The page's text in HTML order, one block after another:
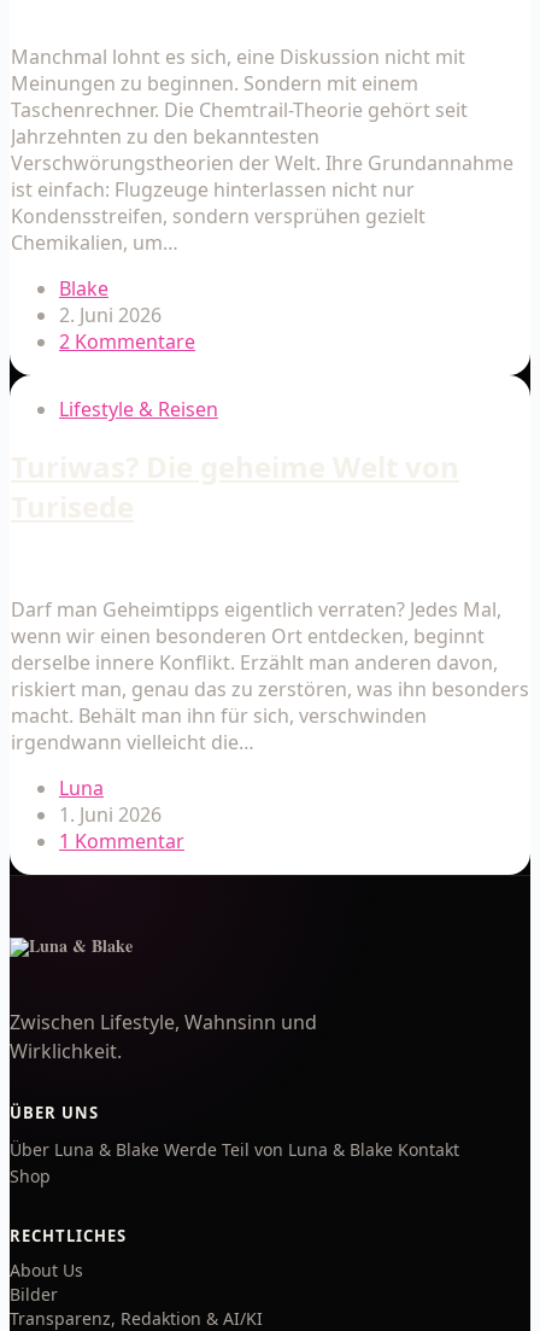
Manchmal lohnt es sich, eine Diskussion nicht mit
Meinungen zu beginnen. Sondern mit einem
Taschenrechner. Die Chemtrail-Theorie gehört seit
Jahrzehnten zu den bekanntesten
Verschwörungstheorien der Welt. Ihre Grundannahme
ist einfach: Flugzeuge hinterlassen nicht nur
Kondensstreifen, sondern versprühen gezielt
Chemikalien, um…
Blake
2. Juni 2026
2 Kommentare
Lifestyle & Reisen
Darf man Geheimtipps eigentlich verraten? Jedes Mal,
wenn wir einen besonderen Ort entdecken, beginnt
derselbe innere Konflikt. Erzählt man anderen davon,
riskiert man, genau das zu zerstören, was ihn besonders
macht. Behält man ihn für sich, verschwinden
irgendwann vielleicht die…
Luna
1. Juni 2026
1 Kommentar
Zwischen Lifestyle, Wahnsinn und
Wirklichkeit.
ÜBER UNS
Über Luna & Blake Werde Teil von Luna & Blake Kontakt
Shop
RECHTLICHES
About Us
Bilder
Transparenz, Redaktion & AI/KI